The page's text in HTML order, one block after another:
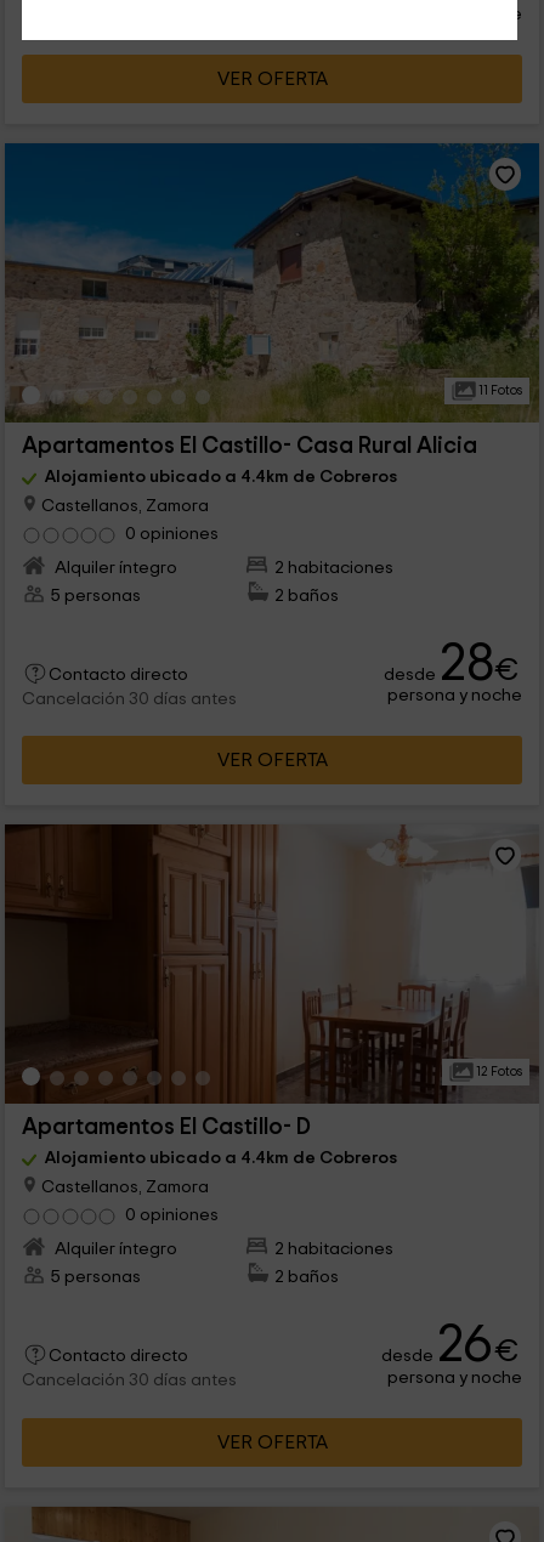
persona y noche
VER OFERTA
11 Fotos
Apartamentos El Castillo- Casa Rural Alicia
Alojamiento ubicado a 4.4km de Cobreros
Castellanos, Zamora
0 opiniones
Alquiler íntegro
2 habitaciones
5 personas
2 baños
Contacto directo
Cancelación 30 días antes
desde 28€
persona y noche
VER OFERTA
12 Fotos
Apartamentos El Castillo- D
Alojamiento ubicado a 4.4km de Cobreros
Castellanos, Zamora
0 opiniones
Alquiler íntegro
2 habitaciones
5 personas
2 baños
Contacto directo
Cancelación 30 días antes
desde 26€
persona y noche
VER OFERTA